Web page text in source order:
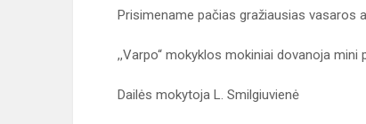
Prisimename pačias gražiausias vasaros
,,Varpo“ mokyklos mokiniai dovanoja
Dailės mokytoja L. Smilgiuvienė